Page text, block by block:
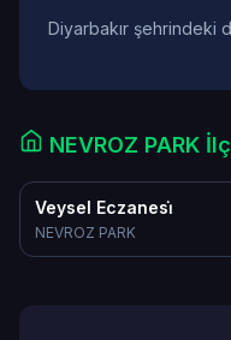
Diyarbakır şehrindeki
NEVROZ PARK
Veysel Eczanesi̇
NEVROZ PARK